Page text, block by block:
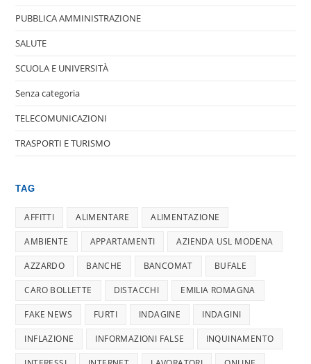
PUBBLICA AMMINISTRAZIONE
SALUTE
SCUOLA E UNIVERSITÀ
Senza categoria
TELECOMUNICAZIONI
TRASPORTI E TURISMO
TAG
AFFITTI ALIMENTARE ALIMENTAZIONE
AMBIENTE APPARTAMENTI AZIENDA USL MODENA
AZZARDO BANCHE BANCOMAT BUFALE
CARO BOLLETTE DISTACCHI EMILIA ROMAGNA
FAKE NEWS FURTI INDAGINE INDAGINI
INFLAZIONE INFORMAZIONI FALSE INQUINAMENTO